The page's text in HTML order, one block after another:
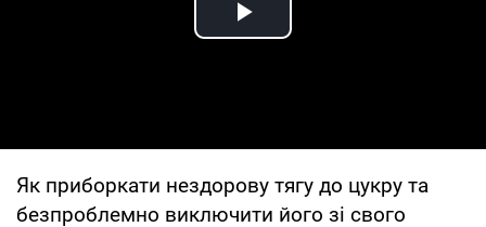
Play Video
Як приборкати нездорову тягу до цукру та
безпроблемно виключити його зі свого